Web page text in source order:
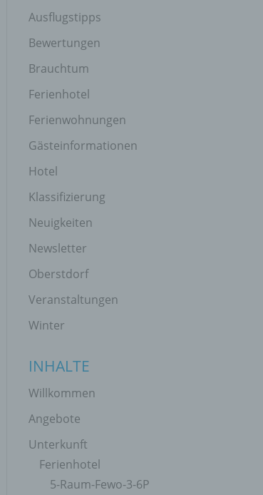
Ausflugstipps
Bewertungen
Brauchtum
Ferienhotel
Ferienwohnungen
Gästeinformationen
Hotel
Klassifizierung
Neuigkeiten
Newsletter
Oberstdorf
Veranstaltungen
Winter
INHALTE
Willkommen
Angebote
Unterkunft
Ferienhotel
5-Raum-Fewo-3-6P